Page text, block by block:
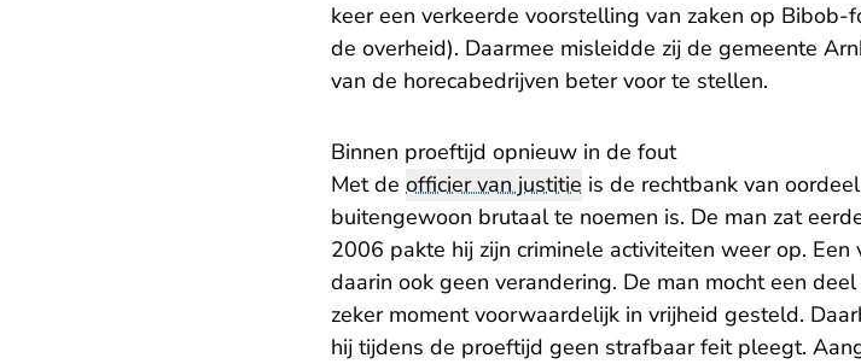
keer een verkeerde voorstelling van zaken op
de overheid). Daarmee misleidde zij de gemeente
van de horecabedrijven beter voor te stellen.
​Binnen proeftijd opnieuw in de fout
Met de officier van justitie is de rechtbank van
buitengewoon brutaal te noemen is. De man zat
2006 pakte hij zijn criminele activiteiten weer op.
daarin ook geen verandering. De man mocht een
zeker moment voorwaardelijk in vrijheid gesteld.
hij tijdens de proeftijd geen strafbaar feit pleegt.